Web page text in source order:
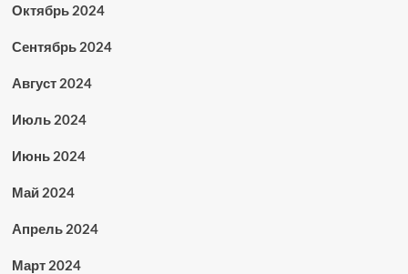
Октябрь 2024
Сентябрь 2024
Август 2024
Июль 2024
Июнь 2024
Май 2024
Апрель 2024
Март 2024